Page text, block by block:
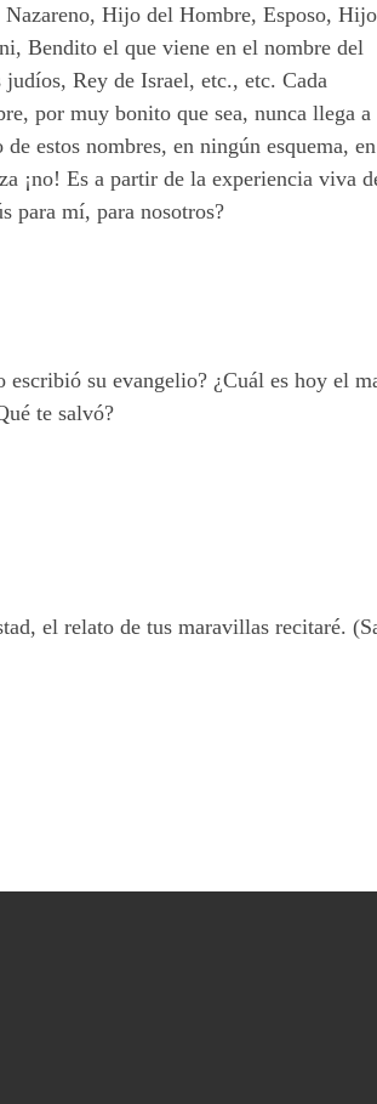
Hijo del Hombre, Esposo, Hijo
Bendito el que viene en el nombre del
Rey de Israel, etc., etc. Cada
por muy bonito que sea, nunca llega a
estos nombres, en ningún esquema, en
¡no! Es a partir de la experiencia viva
para mí, para nosotros?
escribió su evangelio? ¿Cuál es hoy el
te salvó?
el relato de tus maravillas recitaré.